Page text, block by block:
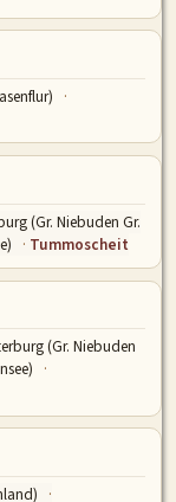
(Gr. Niebuden Gr.
Tummoscheit
(Gr. Niebuden